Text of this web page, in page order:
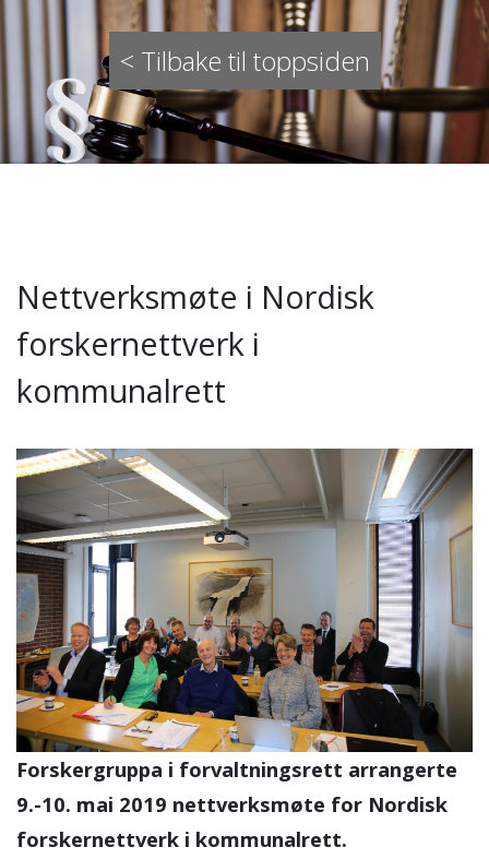
< Tilbake til toppsiden
Nettverksmøte i Nordisk
forskernettverk i
kommunalrett
Forskergruppa i forvaltningsrett arrangerte
9.-10. mai 2019 nettverksmøte for Nordisk
forskernettverk i kommunalrett.